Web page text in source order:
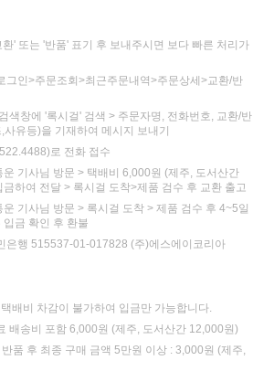
' 또는 '반품' 표기 후 보내주시면 보다 빠른 처리가
그인>주문조회>최근주문내역>주문상세>교환/반
색창에 '록시걸' 검색 > 주문자명, 전화번호, 교환/반
유등)을 기재하여 메시지 보내기
로 전화 접수
운 기사님 방문 > 택배비 6,000원 (제주, 도서산간
하여 전달 > 록시걸 도착>제품 검수 후 교환 출고
기사님 방문 > 록시걸 도착 > 제품 검수 후 4~5일
금 확인 후 환불
은행 515537-01-017828 (주)에스에이코리아
배비 차감이 불가하여 입금만 가능합니다.
배송비 포함 6,000원 (제주, 도서산간 12,000원)
품 후 최종 구매 금액 5만원 이상 : 3,000원 (제주,